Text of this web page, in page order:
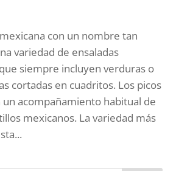
con un nombre tan
variedad de ensaladas
siempre incluyen verduras o
cortadas en cuadritos. Los picos
un acompañamiento habitual de
mexicanos. La variedad más